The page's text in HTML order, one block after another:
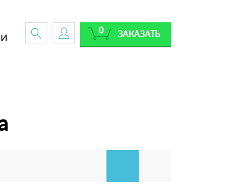
ЗАКАЗАТЬ
0